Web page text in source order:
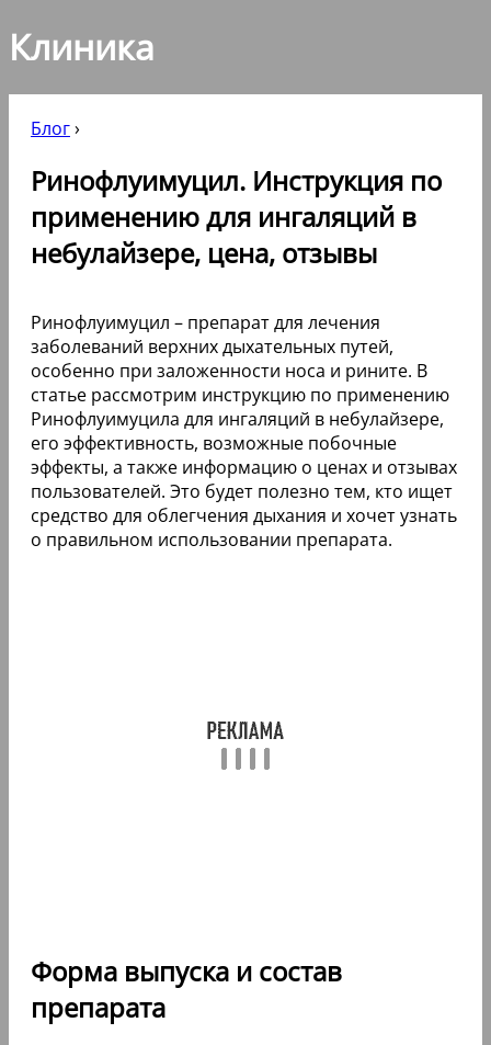
Клиника
Блог›
Ринофлуимуцил. Инструкция по
применению для ингаляций в
небулайзере, цена, отзывы
Ринофлуимуцил – препарат для лечения
заболеваний верхних дыхательных путей,
особенно при заложенности носа и рините. В
статье рассмотрим инструкцию по применению
Ринофлуимуцила для ингаляций в небулайзере,
его эффективность, возможные побочные
эффекты, а также информацию о ценах и отзывах
пользователей. Это будет полезно тем, кто ищет
средство для облегчения дыхания и хочет узнать
о правильном использовании препарата.
Форма выпуска и состав
препарата